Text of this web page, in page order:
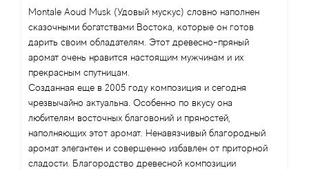
Montale Aoud Musk (Удовый мускус) словно наполнен
сказочными богатствами Востока, которые он готов
дарить своим обладателям. Этот древесно-пряный
аромат очень нравится настоящим мужчинам и их
прекрасным спутницам.
Созданная еще в 2005 году композиция и сегодня
чрезвычайно актуальна. Особенно по вкусу она
любителям восточных благовоний и пряностей,
наполняющих этот аромат. Ненавязчивый благородный
аромат элегантен и совершенно избавлен от приторной
сладости. Благородство древесной композиции
Antonia's Flowers
Antonio Banderas
Antonio Puig
Antonio Visconti
Aquolina